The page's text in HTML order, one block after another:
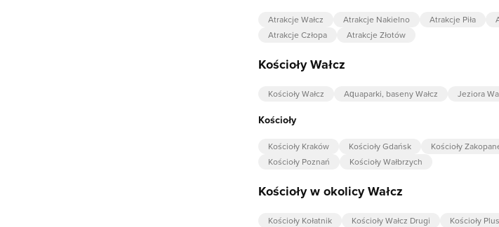
Atrakcje Wałcz Atrakcje Nakielno Atrakcje Piła
Atrakcje Człopa
Atrakcje Złotów
Kościoły Wałcz
Kościoły Wałcz Aquaparki, baseny Wałcz Jeziora
Kościoły
Kościoły Kraków Kościoły Gdańsk Kościoły
Kościoły Poznań
Kościoły Wałbrzych
Kościoły w okolicy Wałcz
Kościoły Kołatnik Kościoły Wałcz Drugi Kościoły